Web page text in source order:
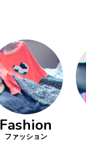
Fashion
ファッション